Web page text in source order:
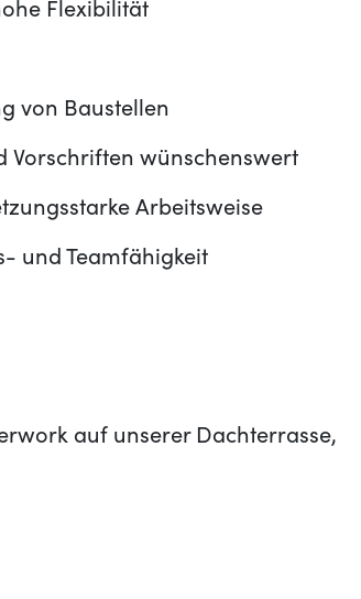
Flexibilität
von Baustellen
Vorschriften wünschenswert
Arbeitsweise
und Teamfähigkeit
auf unserer Dachterrasse,